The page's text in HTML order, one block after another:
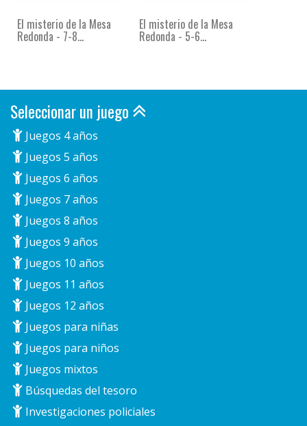
El misterio de la Mesa
Redonda - 7-8...
El misterio de la Mesa
Redonda - 5-6...
Seleccionar un juego
Juegos 4 años
Juegos 5 años
Juegos 6 años
Juegos 7 años
Juegos 8 años
Juegos 9 años
Juegos 10 años
Juegos 11 años
Juegos 12 años
Juegos para niñas
Juegos para niños
Juegos mixtos
Búsquedas del tesoro
Investigaciones policiales